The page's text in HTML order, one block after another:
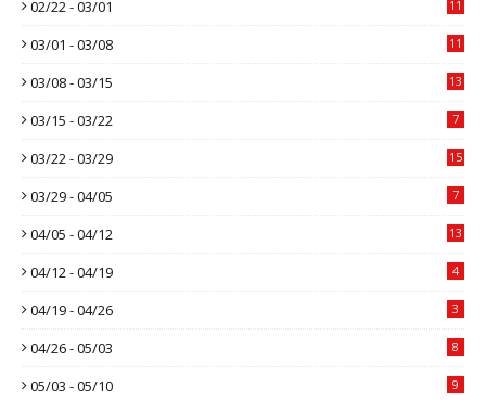
02/22 - 03/01 11
03/01 - 03/08 11
03/08 - 03/15 13
03/15 - 03/22 7
03/22 - 03/29 15
03/29 - 04/05 7
04/05 - 04/12 13
04/12 - 04/19 4
04/19 - 04/26 3
04/26 - 05/03 8
05/03 - 05/10 9